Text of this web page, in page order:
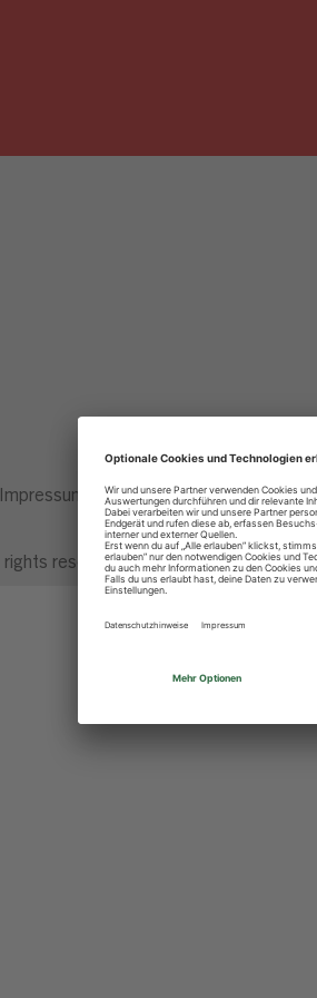
Impressum Privatsphäre-Einstellungen
rights reserved